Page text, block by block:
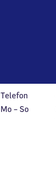
Telefon
Montag
Mo – So,
inkl.